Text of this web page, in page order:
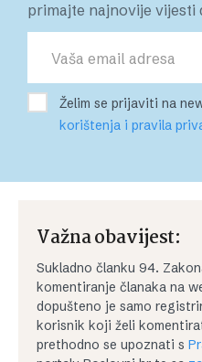
primajte najnovije vijesti
Želim se prijaviti na
korištenja i pravila
Važna obavijest:
Sukladno članku 94.
komentiranje članaka na
dopušteno je samo
korisnik koji želi
prethodno se upoznati s